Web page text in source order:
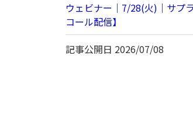
ウェビナー｜7/28(火)｜サプ
コール配信】
記事公開日 2026/07/08